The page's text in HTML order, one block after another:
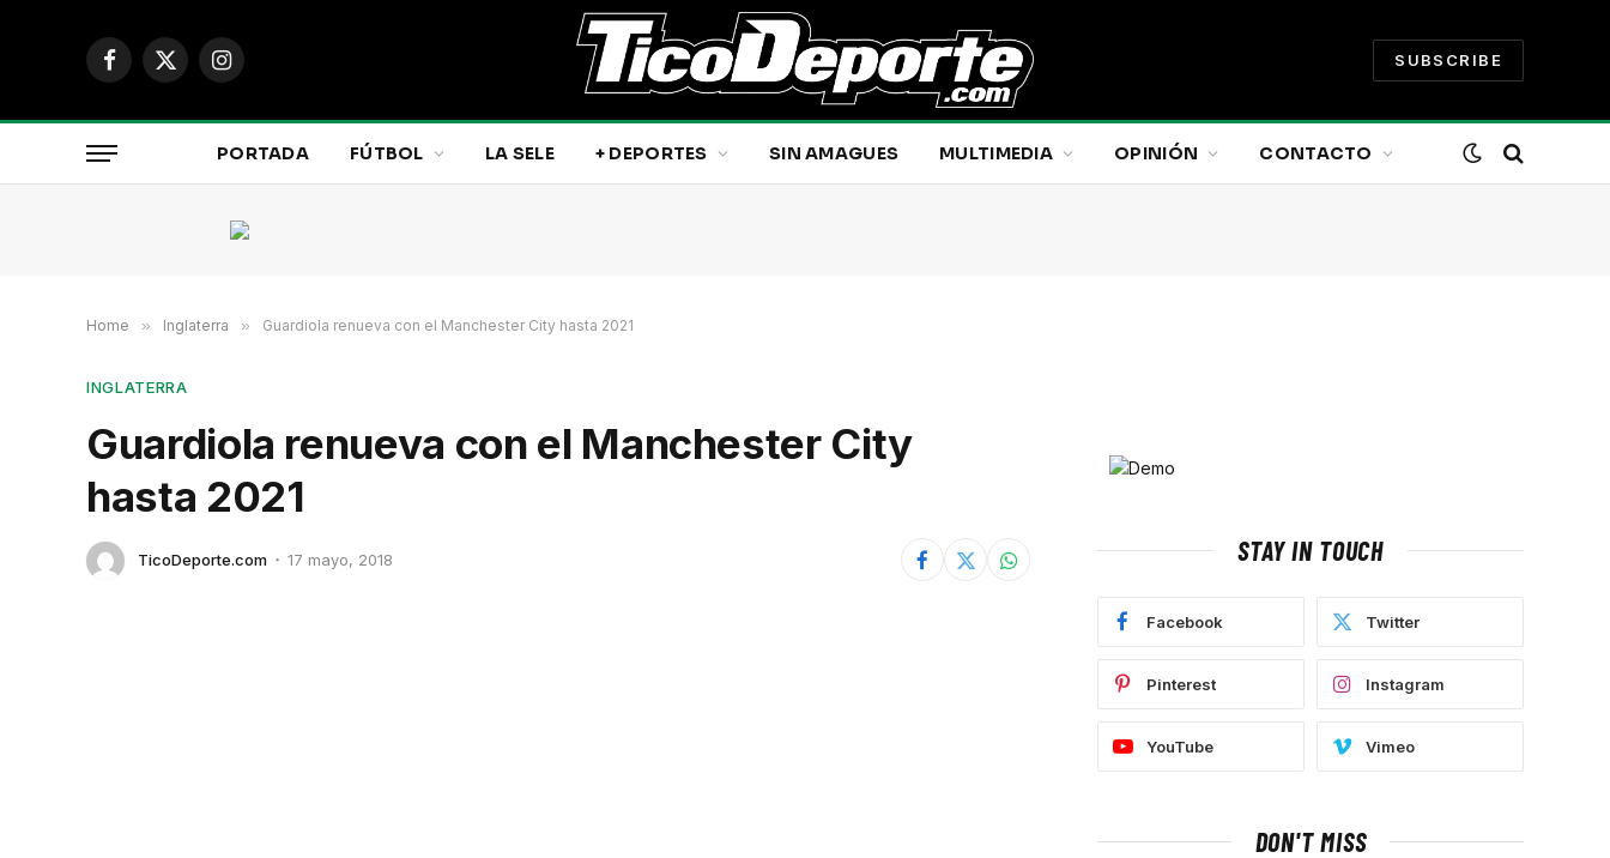
Facebook
X
Instagram
SUBSCRIBE
PORTADA FÚTBOL LA SELE + DEPORTES SIN AMAGUES MULTIMEDIA OPINIÓN CONTACTO
Home » Inglaterra » Guardiola renueva con el Manchester City hasta 2021
INGLATERRA
Guardiola renueva con el Manchester City
hasta 2021
TicoDeporte.com 17 mayo, 2018 STAY IN TOUCH
Facebook Twitter
Pinterest Instagram
YouTube Vimeo
DON'T MISS